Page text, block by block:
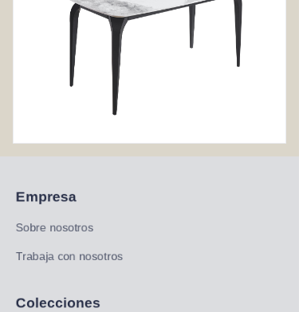
Empresa
Sobre nosotros
Trabaja con nosotros
Colecciones